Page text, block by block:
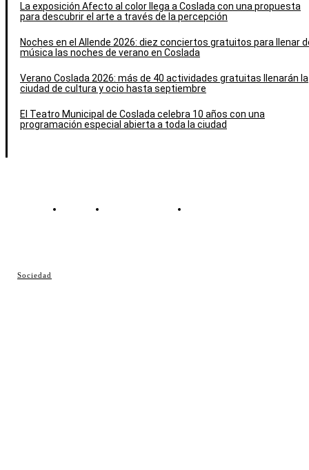
Sociedad
La exposición Afecto al color llega a Coslada con una propuesta
para descubrir el arte a través de la percepción
Noches en el Allende 2026: diez conciertos gratuitos para llenar
música las noches de verano en Coslada
Verano Coslada 2026: más de 40 actividades gratuitas llenarán la
ciudad de cultura y ocio hasta septiembre
El Teatro Municipal de Coslada celebra 10 años con una
programación especial abierta a toda la ciudad
Contacto Política de cookies